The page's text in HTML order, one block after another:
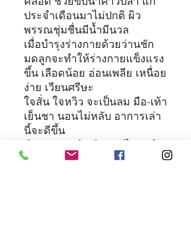
ประจำเดือนมาไม่ปกติ ผิว
พรรณชุ่มชื่นมีน้ำมีนวล
เมื่อบำรุงร่างกายด้วยว่านชัก
มดลูกจะทำให้ร่างกายแข็งแรง
ขึ้น เลือดน้อย อ่อนเพลีย เหนื่อย
ง่าย เวียนศรีษะ
ใจสั่น ใจหวิว จะเป็นลม มือ-เท้า
เย็นชา นอนไม่หลับ อาการเล่า
นี้จะดีขึ้น
ใช้แทนการอยู่ไฟ ขับน้ำ